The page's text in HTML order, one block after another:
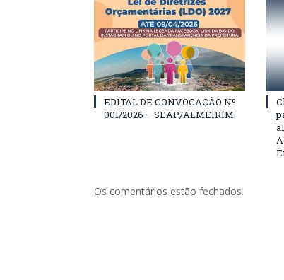
EDITAL DE CONVOCAÇÃO Nº
001/2026 – SEAP/ALMEIRIM
Os comentários estão fechados.